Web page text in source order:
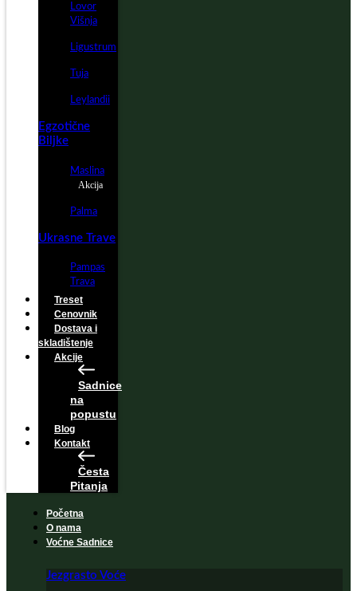
Lovor
Višnja
Ligustrum
Tuja
Leylandii
Egzotične
Biljke
Maslina
Akcija
Palma
Ukrasne Trave
Pampas
Trava
Treset
Cenovnik
Dostava i
skladištenje
Akcije
Sadnice
na
popustu
Blog
Kontakt
Česta
Pitanja
Početna
O nama
Voćne Sadnice
Jezgrasto Voće